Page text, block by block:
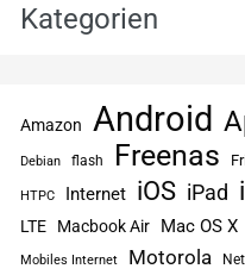
Kategorien
Amazon Android
Debian flash Freenas
HTPC Internet iOS iPad
LTE Macbook Air Mac OS X
Mobiles Internet Motorola